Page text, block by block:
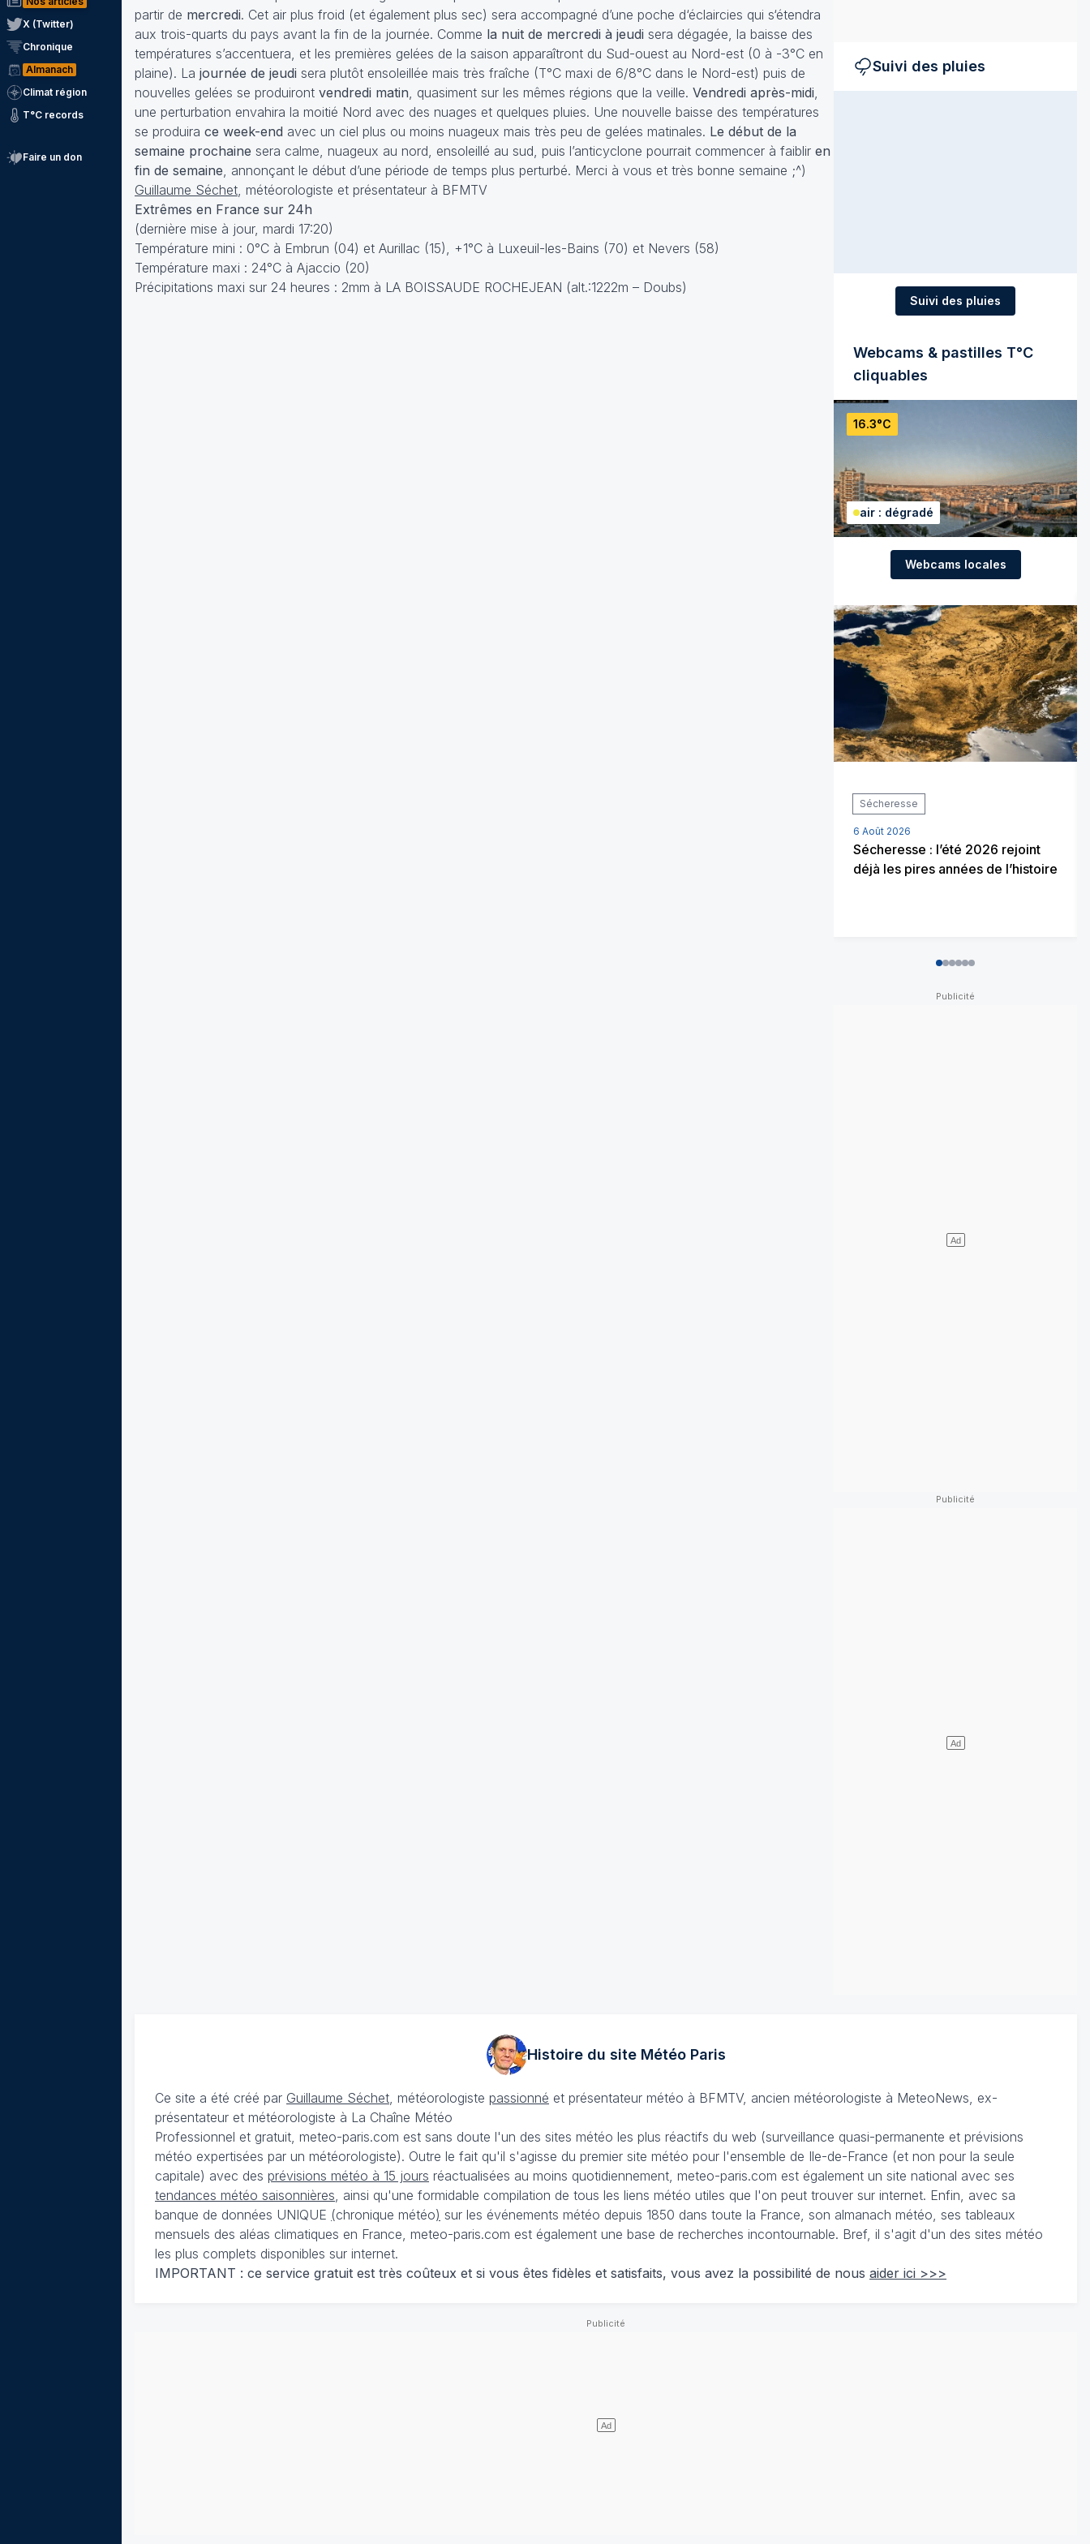
X (Twitter)
Chronique
Almanach
Climat région
T°C records
Faire un don
partir de mercredi. Cet air plus froid (et également plus sec) sera accompagné d’une poche d‘éclaircies qui s‘étendra
aux trois-quarts du pays avant la fin de la journée. Comme la nuit de mercredi à jeudi sera dégagée, la baisse des
températures s’accentuera, et les premières gelées de la saison apparaîtront du Sud-ouest au Nord-est (0 à -3°C en
plaine). La journée de jeudi sera plutôt ensoleillée mais très fraîche (T°C maxi de 6/8°C dans le Nord-est) puis de
nouvelles gelées se produiront vendredi matin, quasiment sur les mêmes régions que la veille. Vendredi après-midi,
une perturbation envahira la moitié Nord avec des nuages et quelques pluies. Une nouvelle baisse des températures
se produira ce week-end avec un ciel plus ou moins nuageux mais très peu de gelées matinales. Le début de la
semaine prochaine sera calme, nuageux au nord, ensoleillé au sud, puis l’anticyclone pourrait commencer à faiblir en
fin de semaine, annonçant le début d’une période de temps plus perturbé. Merci à vous et très bonne semaine ;^)
Guillaume Séchet, météorologiste et présentateur à BFMTV
Extrêmes en France sur 24h
(dernière mise à jour, mardi 17:20)
Température mini : 0°C à Embrun (04) et Aurillac (15), +1°C à Luxeuil-les-Bains (70) et Nevers (58)
Température maxi : 24°C à Ajaccio (20)
Précipitations maxi sur 24 heures : 2mm à LA BOISSAUDE ROCHEJEAN (alt.:1222m – Doubs)
Suivi des pluies
Suivi des pluies
Webcams & pastilles T°C
cliquables
16.3°C
air : dégradé
Webcams locales
Sécheresse
6 Août 2026
Sécheresse : l’été 2026 rejoint
déjà les pires années de l’histoire
012345
Histoire du site MétéoParis
Ce site a été créé par Guillaume Séchet , météorologiste passionné et présentateur météo à BFMTV, ancien météorologiste à MeteoNews, ex-
présentateur et météorologiste à La Chaîne Météo
Professionnel et gratuit, meteo-paris.com est sans doute l'un des sites météo les plus réactifs du web (surveillance quasi-permanente et prévisions
météo expertisées par un météorologiste). Outre le fait qu'il s'agisse du premier site météo pour l'ensemble de Ile-de-France (et non pour la seule
capitale) avec des prévisions météo à 15 jours réactualisées au moins quotidiennement, meteo-paris.com est également un site national avec ses
tendances météo saisonnières , ainsi qu'une formidable compilation de tous les liens météo utiles que l'on peut trouver sur internet. Enfin, avec sa
banque de données UNIQUE (chronique météo) sur les événements météo depuis 1850 dans toute la France, son almanach météo, ses tableaux
mensuels des aléas climatiques en France, meteo-paris.com est également une base de recherches incontournable. Bref, il s'agit d'un des sites météo
les plus complets disponibles sur internet.
IMPORTANT : ce service gratuit est très coûteux et si vous êtes fidèles et satisfaits, vous avez la possibilité de nous aider ici >>>